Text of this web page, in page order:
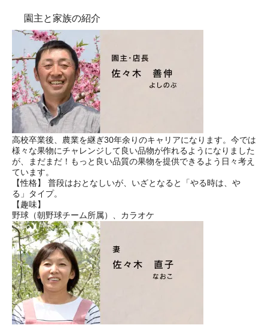
園主と家族の紹介
高校卒業後、農業を継ぎ30年余りのキャリアになります。今では
様々な果物にチャレンジして良い品物が作れるようになりました
が、まだまだ！もっと良い品質の果物を提供できるよう日々考え
ています。
【性格】 普段はおとなしいが、いざとなると「やる時は、や
る」タイプ。
【趣味】
野球（朝野球チーム所属）、カラオケ